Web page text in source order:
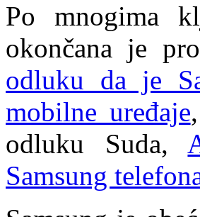
Po mnogima
okončana je
odluku da je
mobilne uređaje
odluku Suda,
Samsung